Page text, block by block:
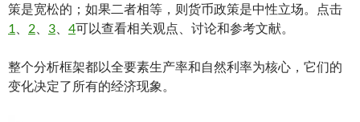
策是宽松的；如果二者相等，则货币政策是中性立场。点击
1
2 3 4可以查看相关观点、讨论和参考文献。
整个分析框架都以全要素生产率和自然利率为核心，它们的
变化决定了所有的经济现象。